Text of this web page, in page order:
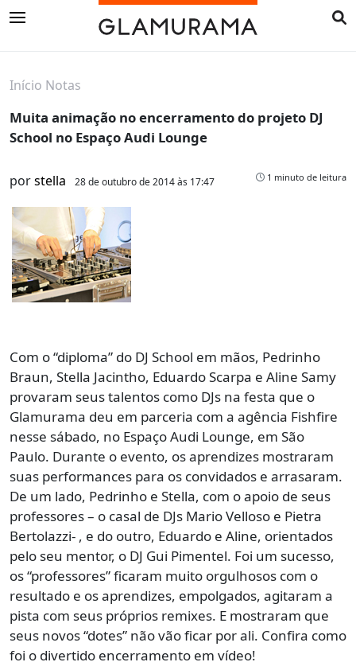
Início Notas
Muita animação no encerramento do projeto DJ
School no Espaço Audi Lounge
porstella 28 de outubro de 2014 às 17:47 1 minuto de leitura
Com o “diploma” do DJ School em mãos, Pedrinho
Braun, Stella Jacintho, Eduardo Scarpa e Aline Samy
provaram seus talentos como DJs na festa que o
Glamurama deu em parceria com a agência Fishfire
nesse sábado, no Espaço Audi Lounge, em São
Paulo. Durante o evento, os aprendizes mostraram
suas performances para os convidados e arrasaram.
De um lado, Pedrinho e Stella, com o apoio de seus
professores – o casal de DJs Mario Velloso e Pietra
Bertolazzi- , e do outro, Eduardo e Aline, orientados
pelo seu mentor, o DJ Gui Pimentel. Foi um sucesso,
os “professores” ficaram muito orgulhosos com o
resultado e os aprendizes, empolgados, agitaram a
pista com seus próprios remixes. E mostraram que
seus novos “dotes” não vão ficar por ali. Confira como
foi o divertido encerramento em vídeo!